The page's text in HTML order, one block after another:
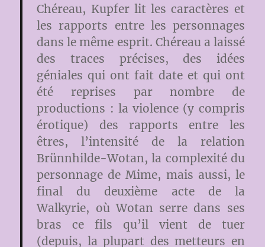
Chéreau, Kupfer lit les caractères et
les rapports entre les personnages
dans le même esprit. Chéreau a laissé
des traces précises, des idées
géniales qui ont fait date et qui ont
été reprises par nombre de
productions : la violence (y compris
érotique) des rapports entre les
êtres, l’intensité de la relation
Brünnhilde-Wotan, la complexité du
personnage de Mime, mais aussi, le
final du deuxième acte de la
Walkyrie, où Wotan serre dans ses
bras ce fils qu’il vient de tuer
(depuis, la plupart des metteurs en